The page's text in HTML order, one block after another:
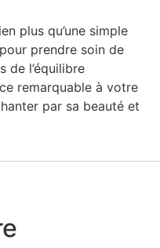
plus qu’une simple
prendre soin de
de l’équilibre
remarquable à votre
par sa beauté et